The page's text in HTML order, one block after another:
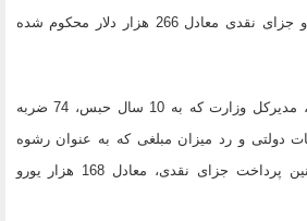
عنوان رشوه دریافت کرده و جزای نقدی معادل 266 هزار دلار محکوم شده
متهم ردیف 13: علی امیری، مدیرکل وزارت که به 10 سال حبس، 74 ضربه
دولتی و رد میزان مبلغی که به عنوان رشوه
دریافت کرده است و همچنین پرداخت جزای نقدی، معادل 168 هزار یورو